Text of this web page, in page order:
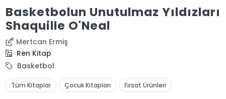
Basketbolun Unutulmaz Yıldızları
Shaquille O'Neal
Mertcan Ermiş
Ren Kitap
Basketbol
Tüm Kitaplar Çocuk Kitapları Fırsat Ürünleri